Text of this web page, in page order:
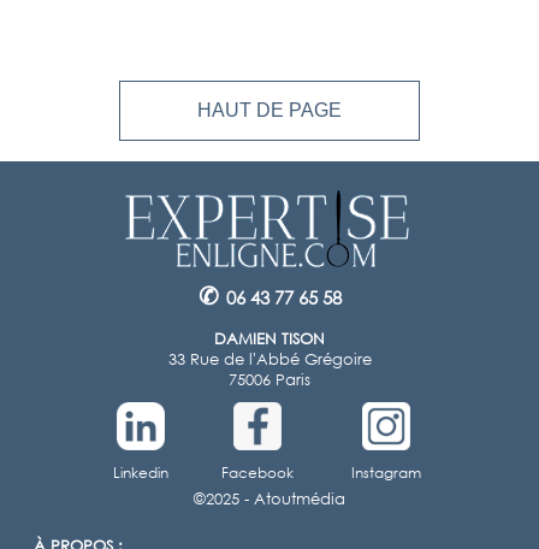
HAUT DE PAGE
✆ 06 43 77 65 58
DAMIEN TISON
33 Rue de l'Abbé Grégoire
75006 Paris
Linkedin Facebook
Instagram
©2025 - Atoutmédia